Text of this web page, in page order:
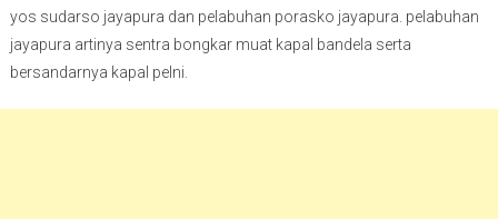
yos sudarso jayapura dan pelabuhan porasko jayapura. pelabuhan
jayapura artinya sentra bongkar muat kapal bandela serta
bersandarnya kapal pelni.